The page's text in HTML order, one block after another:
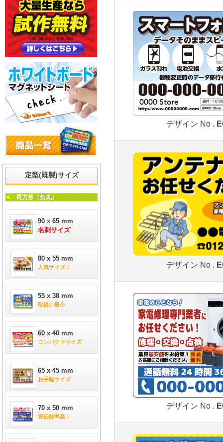
デザイン No .
デザイン No .
デザイン No .
定型(既製)サイズ
■長方形（角丸）
90 x 65 mm
名刺サイズ
80 x 55 mm
人気サイズ！
55 x 38 mm
取扱い最小
60 x 40 mm
コンパクトサイズ
65 x 45 mm
お手軽サイズ
70 x 50 mm
宣伝効率高！